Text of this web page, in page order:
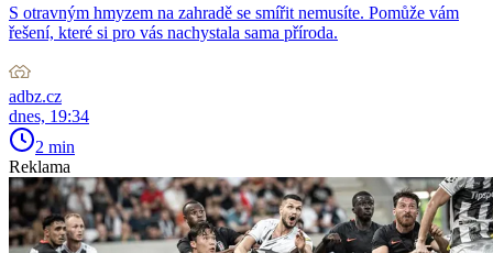
S otravným hmyzem na zahradě se smířit nemusíte. Pomůže vám
řešení, které si pro vás nachystala sama příroda.
adbz.cz
dnes, 19:34
2 min
Reklama